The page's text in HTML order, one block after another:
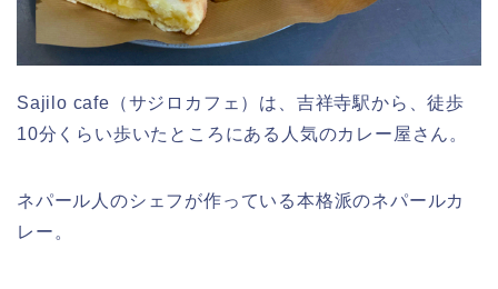
Sajilo cafe（サジロカフェ）は、吉祥寺駅から、徒歩
10分くらい歩いたところにある人気のカレー屋さん。
ネパール人のシェフが作っている本格派のネパールカ
レー。